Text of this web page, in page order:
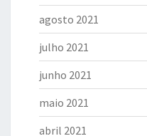
agosto 2021
julho 2021
junho 2021
maio 2021
abril 2021